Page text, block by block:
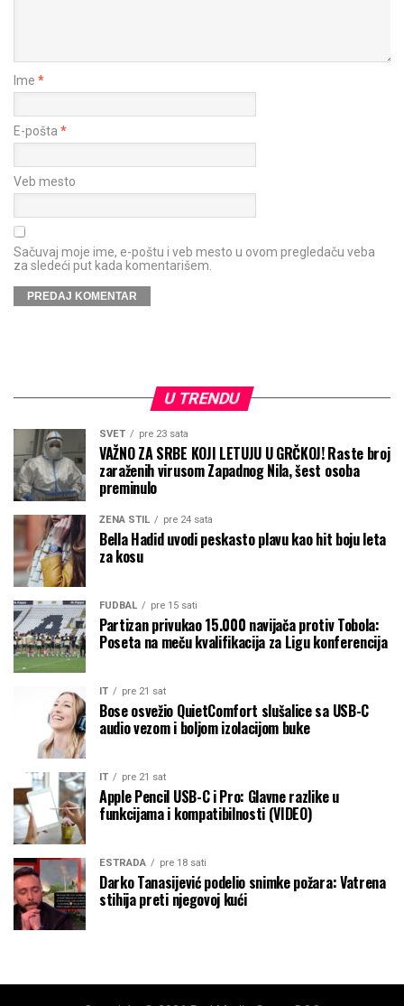
Ime *
E-pošta *
Veb mesto
Sačuvaj moje ime, e-poštu i veb mesto u ovom pregledaču veba
za sledeći put kada komentarišem.
U TRENDU
SVET pre 23 sata
VAŽNO ZA SRBE KOJI LETUJU U GRČKOJ! Raste broj
zaraženih virusom Zapadnog Nila, šest osoba
preminulo
ŽENA STIL pre 24 sata
Bella Hadid uvodi peskasto plavu kao hit boju leta
za kosu
FUDBAL pre 15 sati
Partizan privukao 15.000 navijača protiv Tobola:
Poseta na meču kvalifikacija za Ligu konferencija
IT pre 21 sat
Bose osvežio QuietComfort slušalice sa USB-C
audio vezom i boljom izolacijom buke
IT pre 21 sat
Apple Pencil USB-C i Pro: Glavne razlike u
funkcijama i kompatibilnosti (VIDEO)
ESTRADA pre 18 sati
Darko Tanasijević podelio snimke požara: Vatrena
stihija preti njegovoj kući